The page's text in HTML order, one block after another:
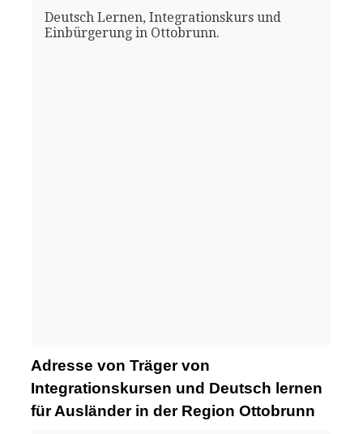
Deutsch Lernen, Integrationskurs und
Einbürgerung in Ottobrunn.
Adresse von Träger von
Integrationskursen und Deutsch lernen
für Ausländer in der Region Ottobrunn